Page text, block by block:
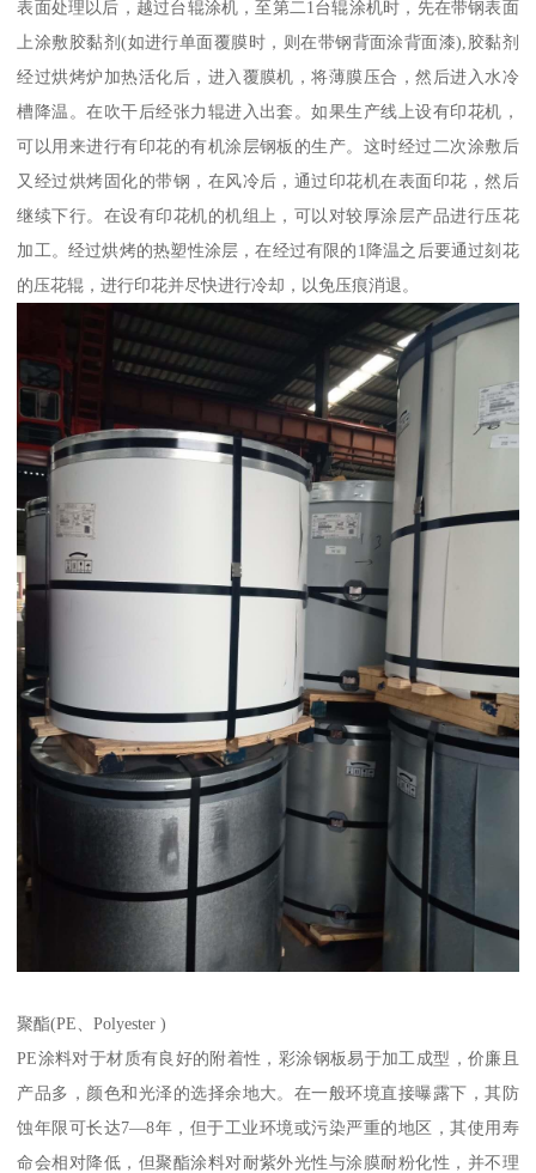
表面处理以后，越过台辊涂机，至第二1台辊涂机时，先在带钢表面
上涂敷胶黏剂(如进行单面覆膜时，则在带钢背面涂背面漆),胶黏剂
经过烘烤炉加热活化后，进入覆膜机，将薄膜压合，然后进入水冷
槽降温。在吹干后经张力辊进入出套。如果生产线上设有印花机，
可以用来进行有印花的有机涂层钢板的生产。这时经过二次涂敷后
又经过烘烤固化的带钢，在风冷后，通过印花机在表面印花，然后
继续下行。在设有印花机的机组上，可以对较厚涂层产品进行压花
加工。经过烘烤的热塑性涂层，在经过有限的1降温之后要通过刻花
的压花辊，进行印花并尽快进行冷却，以免压痕消退。
聚酯(PE、Polyester )
PE涂料对于材质有良好的附着性，彩涂钢板易于加工成型，价廉且
产品多，颜色和光泽的选择余地大。在一般环境直接曝露下，其防
蚀年限可长达7—8年，但于工业环境或污染严重的地区，其使用寿
命会相对降低，但聚酯涂料对耐紫外光性与涂膜耐粉化性，并不理